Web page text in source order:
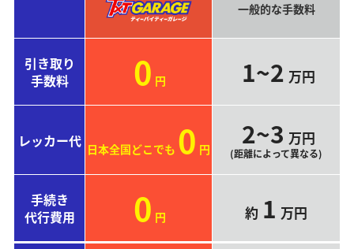
一般的な手数料
引き取り
手数料
0 円 1~2 万円
レッカー代 日本全国どこでも 0 円 2~3 万円
(距離によって異なる)
手続き
代行費用
0 円 約 1 万円